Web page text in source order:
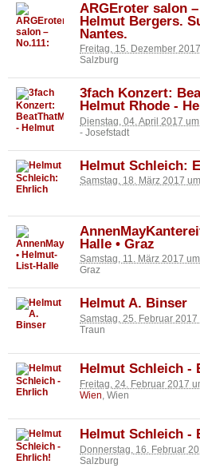
ARGEroter salon –
Helmut Bergers.
Nantes.
Freitag, 15. Dezember
Salzburg
3fach Konzert:
Helmut Rhode -
Dienstag, 04. April 2017
- Josefstadt
Helmut Schleich:
Samstag, 18. März 2017
Halle • Graz
Samstag, 11. März 2017
Graz
Helmut A. Binser
Samstag, 25. Februar
Traun
Helmut Schleich -
Freitag, 24. Februar 2017
Wien , Wien
Helmut Schleich -
Donnerstag, 16. Februar
Salzburg